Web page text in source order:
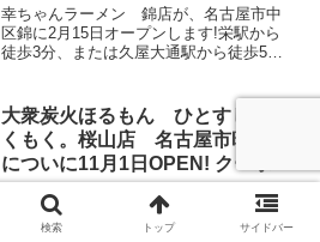
幸ちゃんラーメン 錦店が、名古屋市中
区錦に2月15日オープンします!栄駅から
徒歩3分、または久屋大通駅から徒歩5分
うときに入店することの多い『幸ちゃん
ラーメン』が、錦で食べられるようにな
りますよ～！ランチや夜の〆ラーメン
に、また新しい選択肢が増えますね♪今回
は、幸ちゃんラーメン 錦店のお店情
報、待ち時間や混雑予想、メニューなど
について書いています。
大衆炭火ほるもん ひとすじ も
くもく。桜山店 名古屋市昭和区
についに11月1日OPEN! クーポ
ン、口コミ、ランチ情報
大衆炭火ほるもん ひとすじ もくも
く。桜山店が、名古屋市昭和区に11月1日
にオープンします。大衆炭火ほるもん
検索 トップ サイドバー